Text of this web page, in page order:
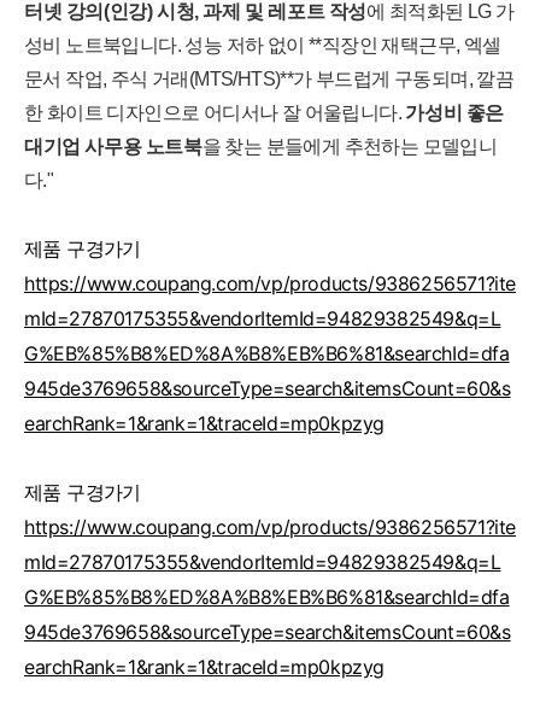
터넷 강의(인강) 시청, 과제 및 레포트 작성에 최적화된 LG 가
성비 노트북입니다. 성능 저하 없이 **직장인 재택근무, 엑셀
문서 작업, 주식 거래(MTS/HTS)**가 부드럽게 구동되며, 깔끔
한 화이트 디자인으로 어디서나 잘 어울립니다. 가성비 좋은
대기업 사무용 노트북을 찾는 분들에게 추천하는 모델입니
다."
제품 구경가기
https://www.coupang.com/vp/products/9386256571?ite
mId=27870175355&vendorItemId=94829382549&q=L
G%EB%85%B8%ED%8A%B8%EB%B6%81&searchId=dfa
945de3769658&sourceType=search&itemsCount=60&s
earchRank=1&rank=1&traceId=mp0kpzyg
제품 구경가기
https://www.coupang.com/vp/products/9386256571?ite
mId=27870175355&vendorItemId=94829382549&q=L
G%EB%85%B8%ED%8A%B8%EB%B6%81&searchId=dfa
945de3769658&sourceType=search&itemsCount=60&s
earchRank=1&rank=1&traceId=mp0kpzyg